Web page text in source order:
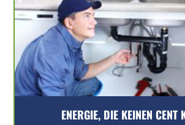
ENERGIE, DIE KEINEN CENT